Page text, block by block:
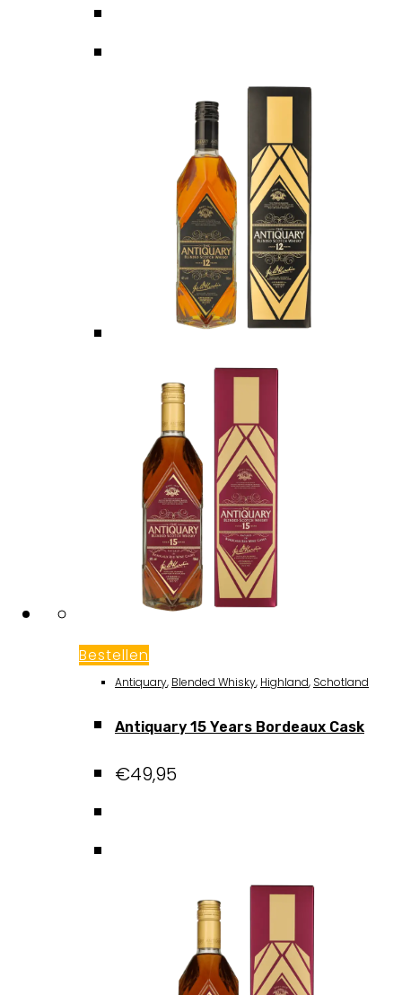
Bestellen
Antiquary, Blended Whisky, Highland, Schotland
Antiquary 15 Years Bordeaux Cask
€49,95